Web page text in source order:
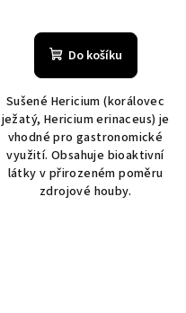
Do košíku
Sušené Hericium (korálovec
ježatý, Hericium erinaceus) je
vhodné pro gastronomické
využití. Obsahuje bioaktivní
látky v přirozeném poměru
zdrojové houby.